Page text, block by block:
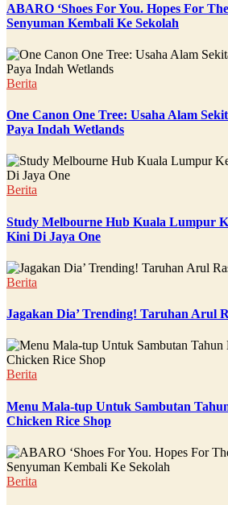
ABARO ‘Shoes For You. Hopes For
Senyuman Kembali Ke Sekolah
Berita
One Canon One Tree: Usaha Alam
Paya Indah Wetlands
Berita
Study Melbourne Hub Kuala Lumpur
Kini Di Jaya One
Berita
Jagakan Dia’ Trending! Taruhan Arul
Berita
Menu Mala-tup Untuk Sambutan
Chicken Rice Shop
Berita